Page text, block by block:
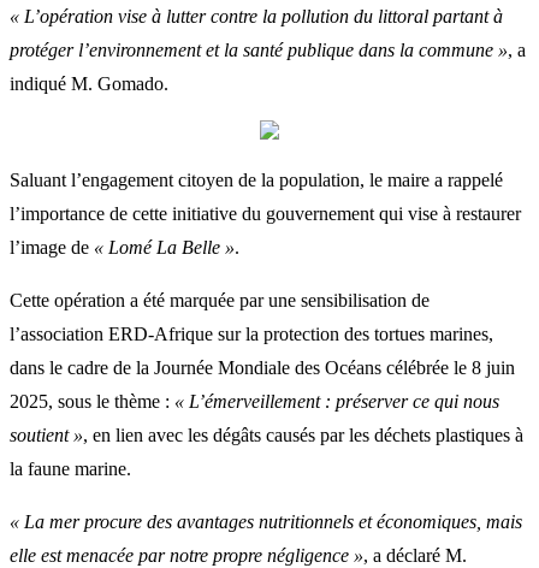
« L’opération vise à lutter contre la pollution du littoral partant à
protéger l’environnement et la santé publique dans la commune », a
indiqué M. Gomado.
Saluant l’engagement citoyen de la population, le maire a rappelé
l’importance de cette initiative du gouvernement qui vise à restaurer
l’image de « Lomé La Belle ».
Cette opération a été marquée par une sensibilisation de
l’association ERD-Afrique sur la protection des tortues marines,
dans le cadre de la Journée Mondiale des Océans célébrée le 8 juin
2025, sous le thème : « L’émerveillement : préserver ce qui nous
soutient », en lien avec les dégâts causés par les déchets plastiques à
la faune marine.
« La mer procure des avantages nutritionnels et économiques, mais
elle est menacée par notre propre négligence », a déclaré M.